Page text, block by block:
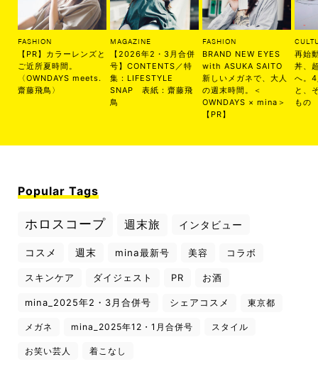
FASHION
【PR】カラーレンズと
ご近所夏時間。
〈OWNDAYS meets.
齋藤飛鳥〉
MAGAZINE
【2026年2・3月合併
号】CONTENTS／特
集：LIFESTYLE
SNAP 表紙：齋藤飛
鳥
FASHION
BRAND NEW EYES
with ASUKA SAITO
新しいメガネで、大人
の週末時間。＜
OWNDAYS × mina＞
【PR】
再始
丼、
へ。
と、
もの
Popular Tags
ホロスコープ 週末旅 インタビュー
コスメ 週末 mina最新号 美容 コラボ
スキンケア ダイジェスト PR お酒
mina_2025年2・3月合併号 シェアコスメ 東京都
メガネ mina_2025年12・1月合併号 スタイル
お笑い芸人 着こなし